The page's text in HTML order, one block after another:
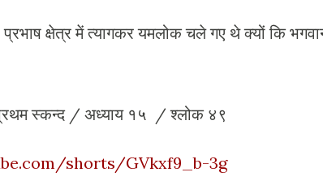
प्रभाष क्षेत्र में त्यागकर यमलोक चले गए थे क्यों कि
खंड / प्रथम स्कन्द / अध्याय १५ / श्लोक ४९
shorts/GVkxf9_b-3g